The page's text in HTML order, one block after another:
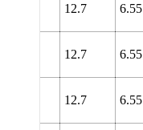
12.7 6.55
12.7 6.55
12.7 6.55